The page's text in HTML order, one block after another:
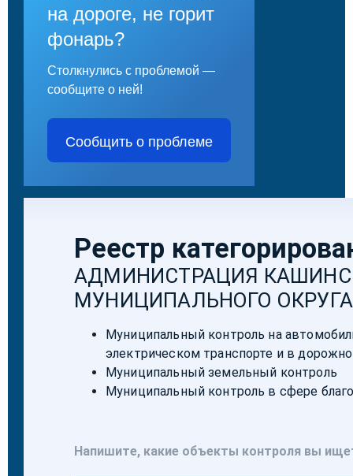
на дороге, не горит
фонарь?
Столкнулись с проблемой —
сообщите о ней!
Сообщить о проблеме